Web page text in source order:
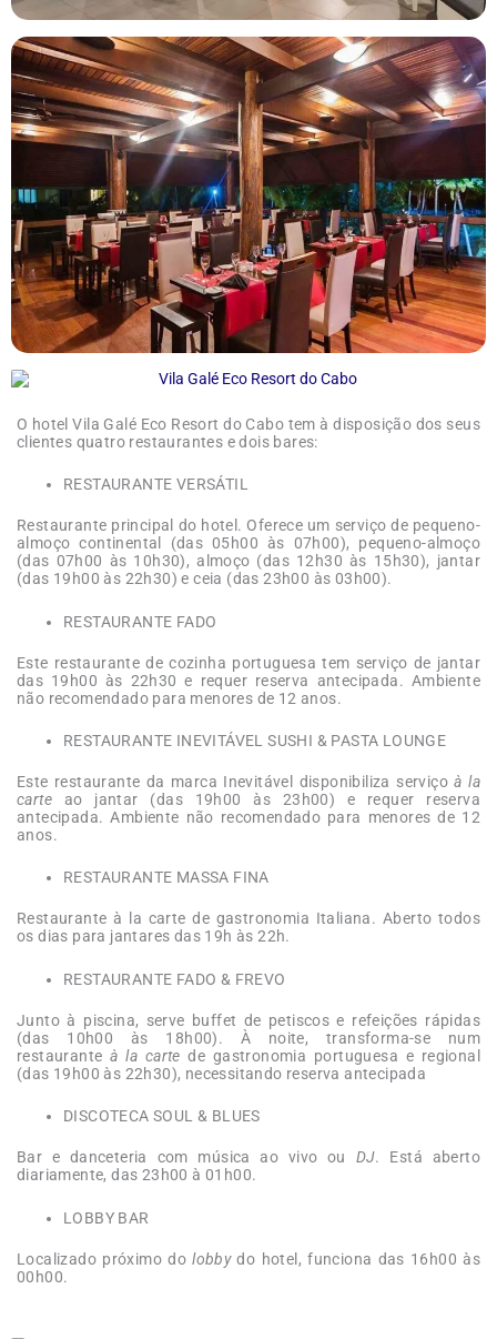
O hotel Vila Galé Eco Resort do Cabo tem à disposição dos seus
clientes quatro restaurantes e dois bares:
RESTAURANTE VERSÁTIL
Restaurante principal do hotel. Oferece um serviço de pequeno-
almoço continental (das 05h00 às 07h00), pequeno-almoço
(das 07h00 às 10h30), almoço (das 12h30 às 15h30), jantar
(das 19h00 às 22h30) e ceia (das 23h00 às 03h00).
RESTAURANTE FADO
Este restaurante de cozinha portuguesa tem serviço de jantar
das 19h00 às 22h30 e requer reserva antecipada. Ambiente
não recomendado para menores de 12 anos.
RESTAURANTE INEVITÁVEL SUSHI & PASTA LOUNGE
Este restaurante da marca Inevitável disponibiliza serviçoà la
carte ao jantar (das 19h00 às 23h00) e requer reserva
antecipada. Ambiente não recomendado para menores de 12
anos.
RESTAURANTE MASSA FINA
Restaurante à la carte de gastronomia Italiana. Aberto todos
os dias para jantares das 19h às 22h.
RESTAURANTE FADO & FREVO
Junto à piscina, serve buffet de petiscos e refeições rápidas
(das 10h00 às 18h00). À noite, transforma-se num
restauranteà la carte de gastronomia portuguesa e regional
(das 19h00 às 22h30), necessitando reserva antecipada
DISCOTECA SOUL & BLUES
Bar e danceteria com música ao vivo ou DJ. Está aberto
diariamente, das 23h00 à 01h00.
LOBBY BAR
Localizado próximo dolobbydo hotel, funciona das 16h00 às
00h00.